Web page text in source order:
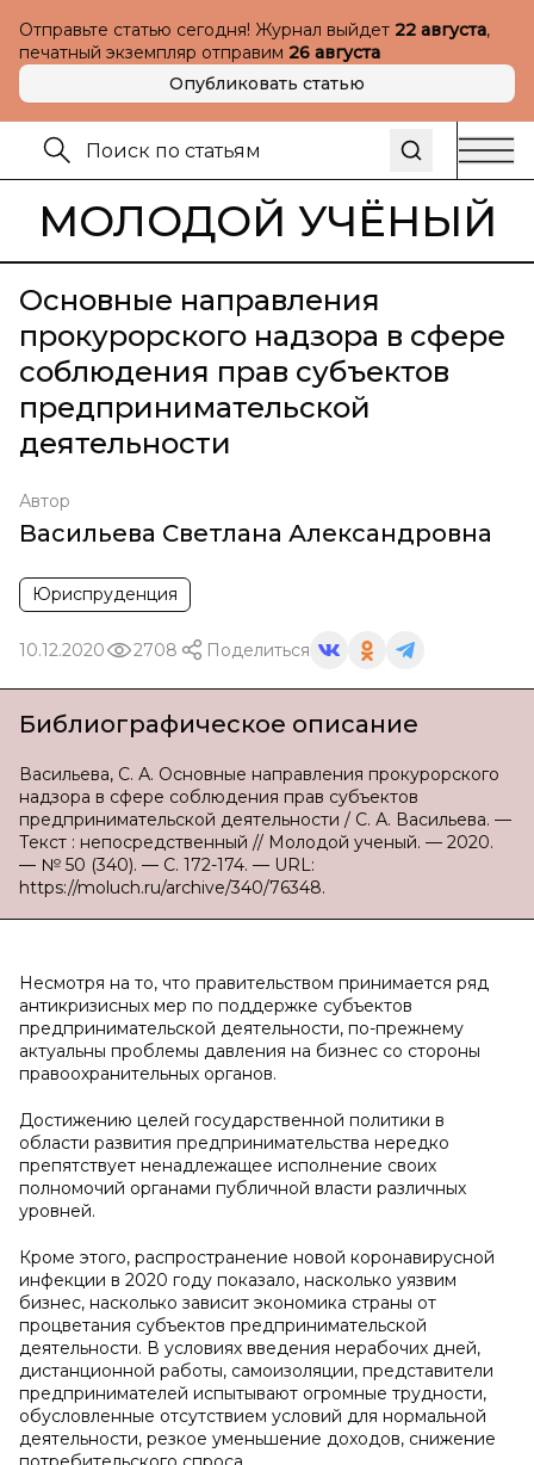
Отправьте статью сегодня! Журнал выйдет 22 августа,
печатный экземпляр отправим 26 августа
Опубликовать статью
МОЛОДОЙ УЧЁНЫЙ
Основные направления
прокурорского надзора в сфере
соблюдения прав субъектов
предпринимательской
деятельности
Автор
Васильева Светлана Александровна
Юриспруденция
10.12.2020 2708 Поделиться
Библиографическое описание
Васильева, С. А. Основные направления прокурорского
надзора в сфере соблюдения прав субъектов
предпринимательской деятельности / С. А. Васильева. —
Текст : непосредственный // Молодой ученый. — 2020.
— № 50 (340). — С. 172-174. — URL:
https://moluch.ru/archive/340/76348.
Несмотря на то, что правительством принимается ряд
антикризисных мер по поддержке субъектов
предпринимательской деятельности, по-прежнему
актуальны проблемы давления на бизнес со стороны
правоохранительных органов.
Достижению целей государственной политики в
области развития предпринимательства нередко
препятствует ненадлежащее исполнение своих
полномочий органами публичной власти различных
уровней.
Кроме этого, распространение новой коронавирусной
инфекции в 2020 году показало, насколько уязвим
бизнес, насколько зависит экономика страны от
процветания субъектов предпринимательской
деятельности. В условиях введения нерабочих дней,
дистанционной работы, самоизоляции, представители
предпринимателей испытывают огромные трудности,
обусловленные отсутствием условий для нормальной
деятельности, резкое уменьшение доходов, снижение